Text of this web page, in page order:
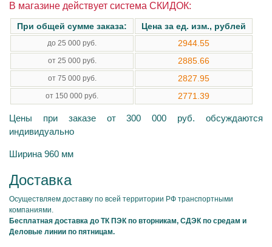
В магазине действует система СКИДОК:
При общей сумме заказа: Цена за ед. изм., рублей
до 25 000 руб. 2944.55
от 25 000 руб. 2885.66
от 75 000 руб. 2827.95
от 150 000 руб. 2771.39
Цены при заказе от 300 000 руб. обсуждаются
индивидуально
Ширина 960 мм
Доставка
Осуществляем доставку по всей территории РФ транспортными
компаниями.
Бесплатная доставка до ТК ПЭК по вторникам, СДЭК по средам и
Деловые линии по пятницам.